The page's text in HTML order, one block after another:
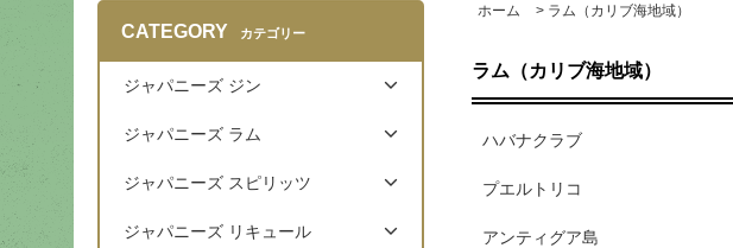
ホーム > ラム（カリブ海地域）
ラム（カリブ海地域）
ハバナクラブ
プエルトリコ
アンティグア島
CATEGORY カテゴリー
ジャパニーズ ジン
ジャパニーズ ラム
ジャパニーズ スピリッツ
ジャパニーズ リキュール